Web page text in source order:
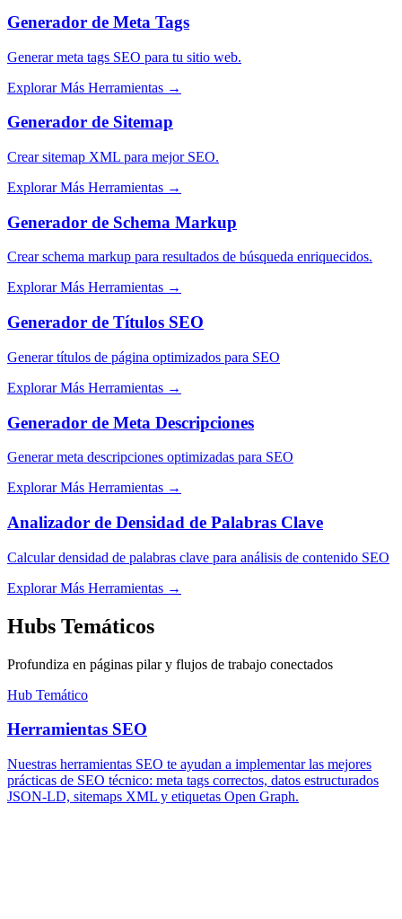
Generador de Meta Tags
Generar meta tags SEO para tu sitio web.
Explorar Más Herramientas →
Generador de Sitemap
Crear sitemap XML para mejor SEO.
Explorar Más Herramientas →
Generador de Schema Markup
Crear schema markup para resultados de búsqueda enriquecidos.
Explorar Más Herramientas →
Generador de Títulos SEO
Generar títulos de página optimizados para SEO
Explorar Más Herramientas →
Generador de Meta Descripciones
Generar meta descripciones optimizadas para SEO
Explorar Más Herramientas →
Analizador de Densidad de Palabras Clave
Calcular densidad de palabras clave para análisis de contenido SEO
Explorar Más Herramientas →
Hubs Temáticos
Profundiza en páginas pilar y flujos de trabajo conectados
Hub Temático
Herramientas SEO
Nuestras herramientas SEO te ayudan a implementar las mejores
prácticas de SEO técnico: meta tags correctos, datos estructurados
JSON-LD, sitemaps XML y etiquetas Open Graph.